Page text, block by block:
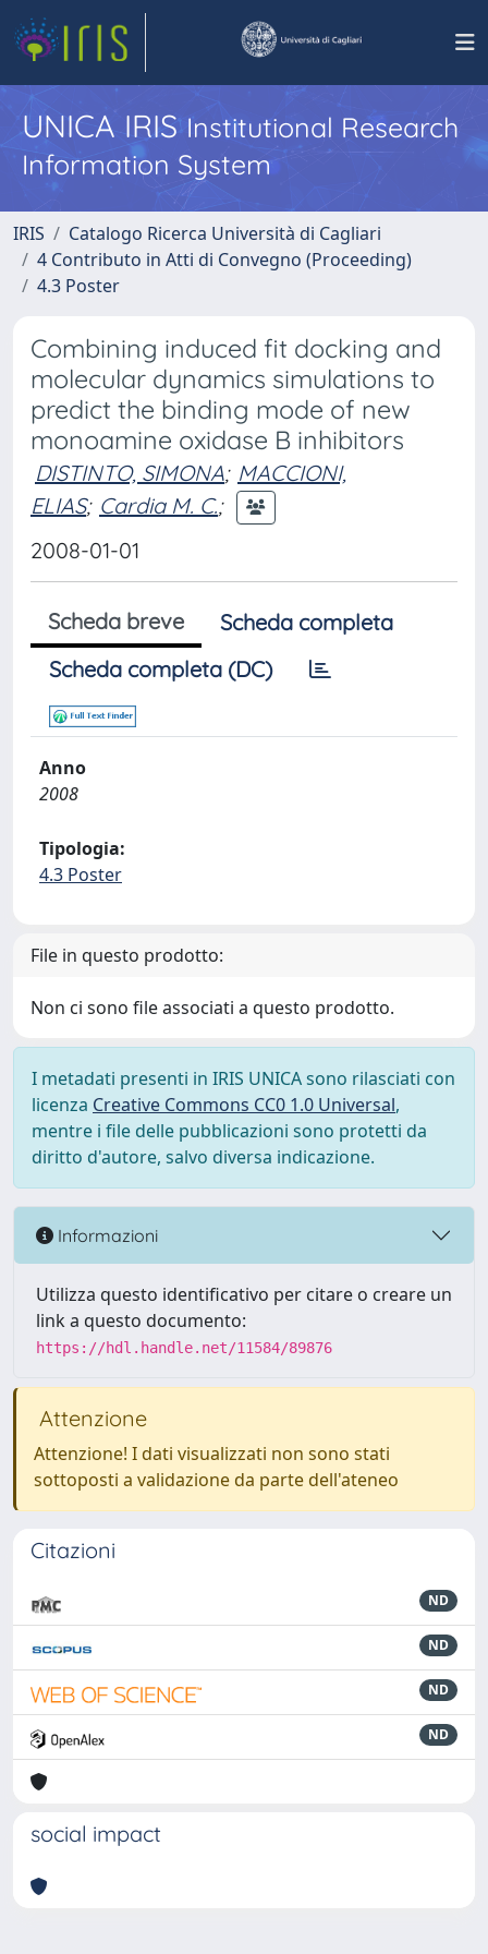
UNICA IRISInstitutional Research
Information System
IRIS
Catalogo Ricerca Università di Cagliari
4 Contributo in Atti di Convegno (Proceeding)
4.3 Poster
Combining induced fit docking and
molecular dynamics simulations to
predict the binding mode of new
monoamine oxidase B inhibitors
DISTINTO, SIMONA; MACCIONI,
ELIAS; Cardia M. C.;
2008-01-01
Scheda breve
Scheda completa
Scheda completa (DC)
Anno
2008
Tipologia:
4.3 Poster
File in questo prodotto:
Non ci sono file associati a questo prodotto.
I metadati presenti in IRIS UNICA sono rilasciati con
licenza Creative Commons CC0 1.0 Universal,
mentre i file delle pubblicazioni sono protetti da
diritto d'autore, salvo diversa indicazione.
Informazioni
Utilizza questo identificativo per citare o creare un
link a questo documento:
https://hdl.handle.net/11584/89876
Attenzione
Attenzione! I dati visualizzati non sono stati
sottoposti a validazione da parte dell'ateneo
Citazioni
ND
ND
ND
ND
social impact